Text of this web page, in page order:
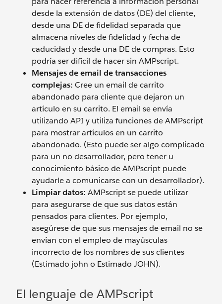
desde la extensión de datos (DE) del cliente,
desde una DE de fidelidad separada que
almacena niveles de fidelidad y fecha de
caducidad y desde una DE de compras. Esto
podría ser difícil de hacer sin AMPscript.
Mensajes de email de transacciones
complejas: Cree un email de carrito
abandonado para cliente que dejaron un
artículo en su carrito. El email se envía
utilizando API y utiliza funciones de AMPscript
para mostrar artículos en un carrito
abandonado. (Esto puede ser algo complicado
para un no desarrollador, pero tener u
conocimiento básico de AMPscript puede
ayudarle a comunicarse con un desarrollador).
Limpiar datos: AMPscript se puede utilizar
para asegurarse de que sus datos están
pensados para clientes. Por ejemplo,
asegúrese de que sus mensajes de email no se
envían con el empleo de mayúsculas
incorrecto de los nombres de sus clientes
(Estimado john o Estimado JOHN).
El lenguaje de AMPscript